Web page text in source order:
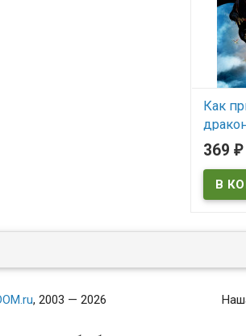
Как
В
369 ₽
, 2003 — 2026